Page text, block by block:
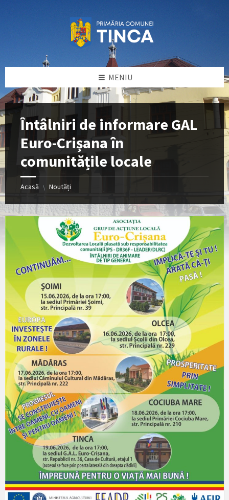
MENIU
Întâlniri de informare GAL
Euro-Crișana în
comunitățile locale
Acasă \ Noutăți